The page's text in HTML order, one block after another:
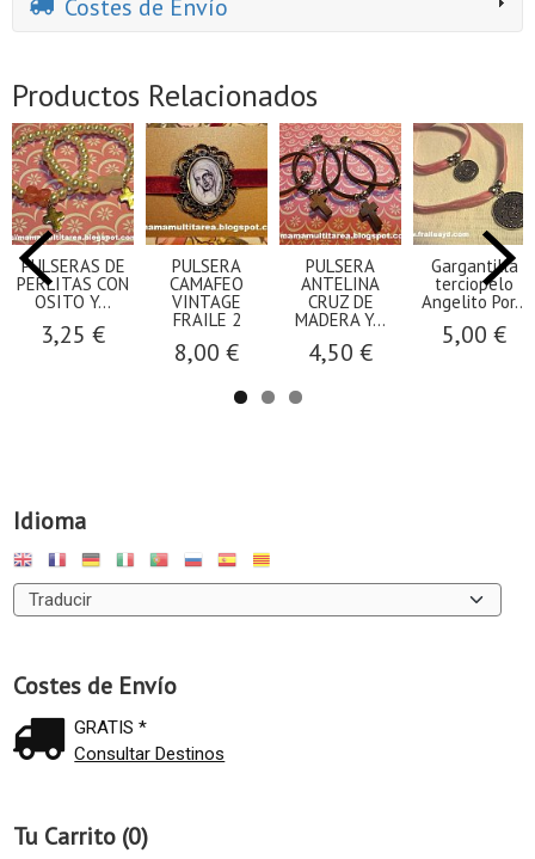
Idioma
Costes de Envío
GRATIS *
Consultar Destinos
Tu Carrito (0)
Costes de Envío
Productos Relacionados
PULSERAS DE
PERLITAS CON
OSITO Y...
3,25 €
PULSERA
CAMAFEO
VINTAGE
FRAILE 2
8,00 €
PULSERA
ANTELINA
CRUZ DE
MADERA Y...
4,50 €
Gargantilla
terciopelo
Angelito Por...
5,00 €